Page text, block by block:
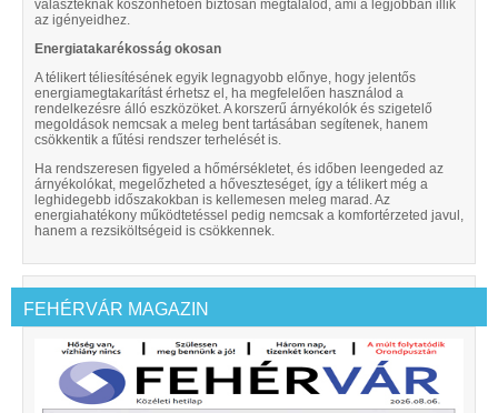
választéknak köszönhetően biztosan megtalálod, ami a legjobban illik
az igényeidhez.
Energiatakarékosság okosan
A télikert téliesítésének egyik legnagyobb előnye, hogy jelentős
energiamegtakarítást érhetsz el, ha megfelelően használod a
rendelkezésre álló eszközöket. A korszerű árnyékolók és szigetelő
megoldások nemcsak a meleg bent tartásában segítenek, hanem
csökkentik a fűtési rendszer terhelését is.
Ha rendszeresen figyeled a hőmérsékletet, és időben leengeded az
árnyékolókat, megelőzheted a hőveszteséget, így a télikert még a
leghidegebb időszakokban is kellemesen meleg marad. Az
energiahatékony működtetéssel pedig nemcsak a komfortérzeted javul,
hanem a rezsiköltségeid is csökkennek.
FEHÉRVÁR MAGAZIN